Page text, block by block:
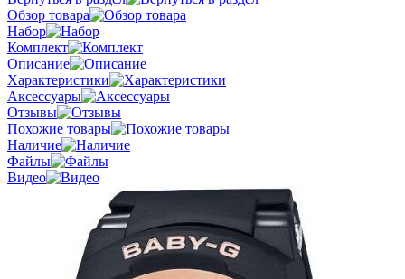
Обзор товара
Набор
Комплект
Описание
Характеристики
Аксессуары
Отзывы
Похожие товары
Наличие
Файлы
Видео